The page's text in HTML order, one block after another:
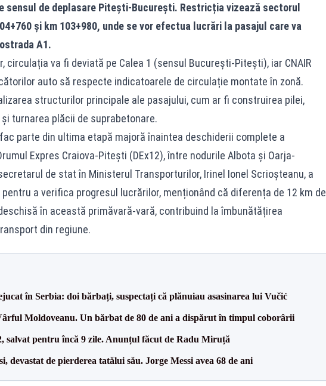
sensul de deplasare Pitești-București. Restricția vizează sectorul
și km 103+980, unde se vor efectua lucrări la pasajul care va
A1.
circulația va fi deviată pe Calea 1 (sensul București-Pitești), iar CNAIR
auto să respecte indicatoarele de circulație montate în zonă.
structurilor principale ale pasajului, cum ar fi construirea pilei,
turnarea plăcii de suprabetonare.
parte din ultima etapă majoră înaintea deschiderii complete a
Expres Craiova-Pitești (DEx12), între nodurile Albota și Oarja-
de stat în Ministerul Transporturilor, Irinel Ionel Scrioșteanu, a
a verifica progresul lucrărilor, menționând că diferența de 12 km de
în această primăvară-vară, contribuind la îmbunătățirea
din regiune.
în Serbia: doi bărbați, suspectați că plănuiau asasinarea lui Vučić
Moldoveanu. Un bărbat de 80 de ani a dispărut în timpul coborârii
salvat pentru încă 9 zile. Anunțul făcut de Radu Miruță
devastat de pierderea tatălui său. Jorge Messi avea 68 de ani